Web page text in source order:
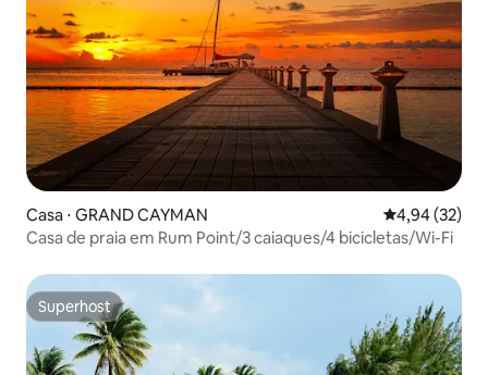
Casa ⋅ GRAND CAYMAN 4,94 de uma
4,94 (32)
Casa de praia em Rum Point/3 caiaques/4 bicicletas/Wi-Fi
Superhost
Superhost